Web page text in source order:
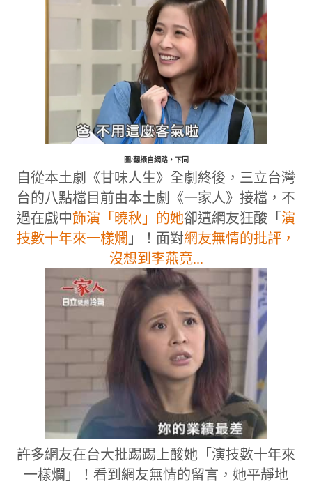
圖/翻攝自網路，下同
自從本土劇《甘味人生》全劇終後，三立台灣
台的八點檔目前由本土劇《一家人》接檔，不
過在戲中飾演「曉秋」的她卻遭網友狂酸「 演
技數十年來一樣爛 」！面對網友無情的批評，
沒想到李燕竟...
許多網友在台大批踢踢上酸她「演技數十年來
一樣爛」！看到網友無情的留言，她平靜地